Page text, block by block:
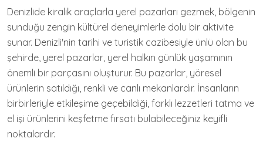
Denizlide kiralık araçlarla yerel pazarları gezmek, bölgenin
sunduğu zengin kültürel deneyimlerle dolu bir aktivite
sunar. Denizli'nin tarihi ve turistik cazibesiyle ünlü olan bu
şehirde, yerel pazarlar, yerel halkın günlük yaşamının
önemli bir parçasını oluşturur. Bu pazarlar, yöresel
ürünlerin satıldığı, renkli ve canlı mekanlardır. İnsanların
birbirleriyle etkileşime geçebildiği, farklı lezzetleri tatma ve
el işi ürünlerini keşfetme fırsatı bulabileceğiniz keyifli
noktalardır.